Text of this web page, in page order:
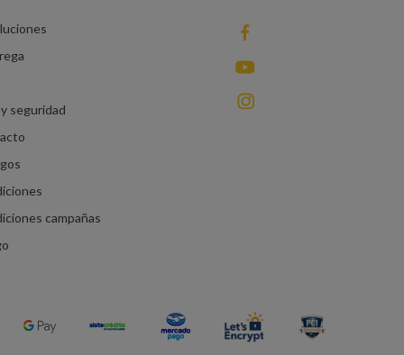
seguridad
campañas
fb
You Tube
instagram